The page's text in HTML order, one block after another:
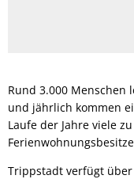
Rund 3.000
und jährlich kommen
Laufe der Jahre viele
Trippstadt verfügt